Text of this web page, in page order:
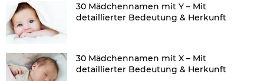
30 Mädchennamen mit Y – Mit
detaillierter Bedeutung & Herkunft
30 Mädchennamen mit X – Mit
detaillierter Bedeutung & Herkunft